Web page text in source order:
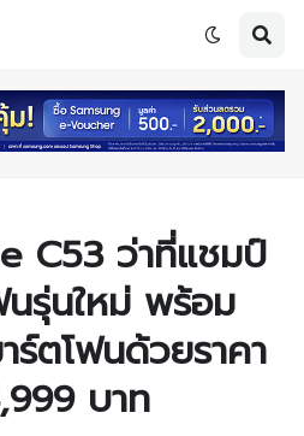
C53 ว่าที่แชมป์
นรุ่นใหม่ พร้อม
ร์ตโฟนด้วยราคา
บาท